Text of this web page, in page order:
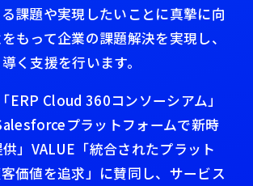
課題や実現したいことに真摯に向
もって企業の課題解決を実現し、
く支援を行います。
ERP Cloud 360コンソーシアム」
プラットフォームで新時
」VALUE「統合されたプラット
価値を追求」に賛同し、サービス